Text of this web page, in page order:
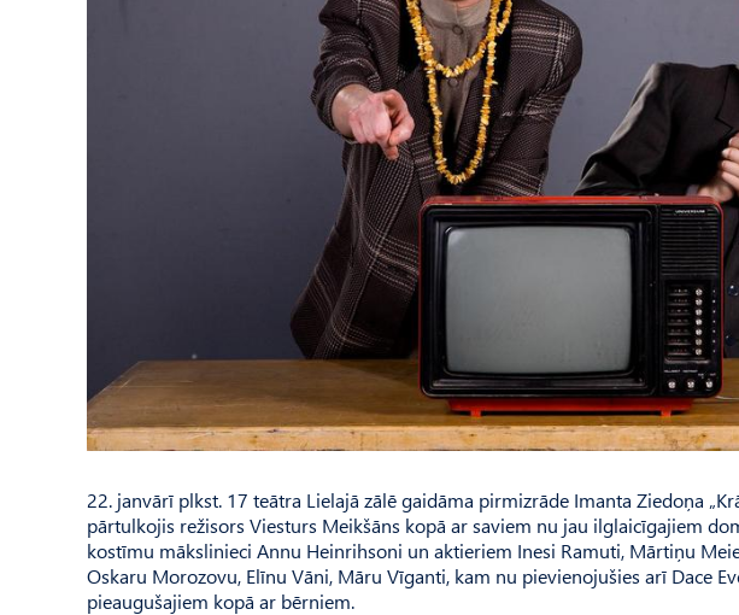
22. janvārī plkst. 17 teātra Lielajā zālē gaidāma pirmizrāde Imanta Ziedoņa
pārtulkojis režisors Viesturs Meikšāns kopā ar saviem nu jau ilglaicīgajiem
kostīmu mākslinieci Annu Heinrihsoni un aktieriem Inesi Ramuti, Mārtiņu
Oskaru Morozovu, Elīnu Vāni, Māru Vīganti, kam nu pievienojušies arī Dace
pieaugušajiem kopā ar bērniem.